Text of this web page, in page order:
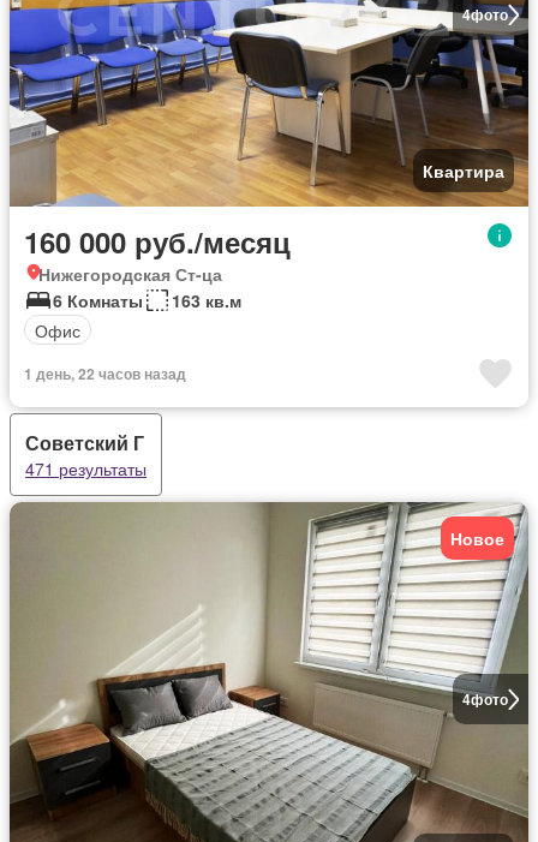
4фото
Квартира
160 000 руб./месяц
Нижегородская Ст-ца
6 Комнаты
163 кв.м
Офис
1 день, 22 часов назад
Советский Г
471 результаты
4фото
Новое